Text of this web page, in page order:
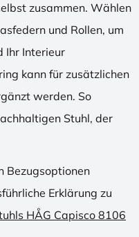
zusammen. Wählen
und Rollen, um
Ihr Interieur
kann für zusätzlichen
werden. So
Stuhl, der
Bezugsoptionen
Erklärung zu
HÅG Capisco 8106